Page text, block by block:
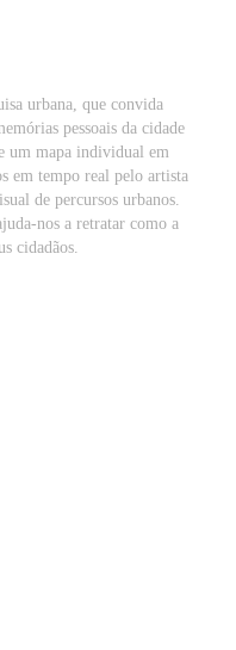
urbana, que convida
pessoais da cidade
um mapa individual em
em tempo real pelo artista
de percursos urbanos.
nos a retratar como a
cidadãos.